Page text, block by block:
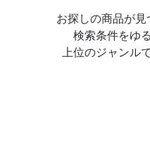
お探しの商品が見
検索条件をゆ
上位のジャンル